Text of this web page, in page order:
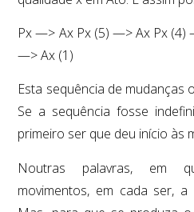
Px —> Ax Px (5) —> Ax Px (4)
—> Ax (1)
Esta sequência de mudanças
Se a sequência fosse
primeiro ser que deu início às
Noutras palavras, em
movimentos, em cada ser,